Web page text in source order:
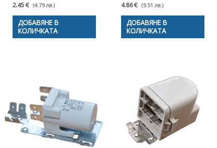
2.45 € (4.79 лв.)
ДОБАВЯНЕ В
КОЛИЧКАТА
4.86 € (9.51 лв.)
ДОБАВЯНЕ В
КОЛИЧКАТА